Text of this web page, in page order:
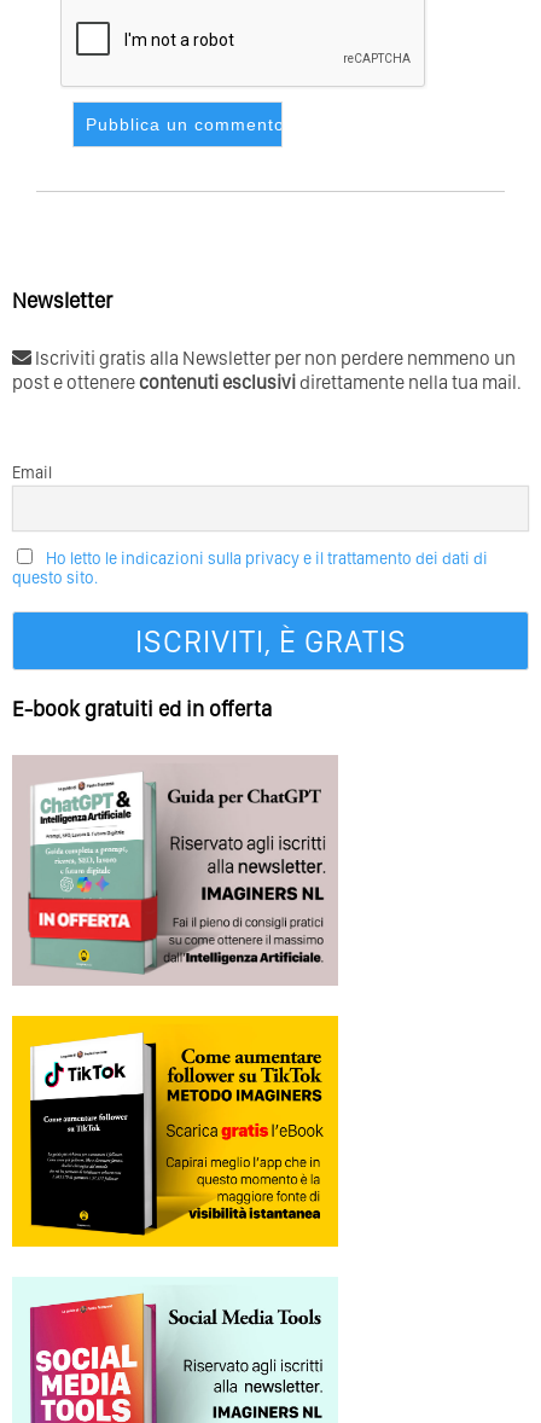
Newsletter
Iscriviti gratis alla Newsletter per non perdere nemmeno un
post e ottenerecontenuti esclusividirettamente nella tua mail.
Email
Ho letto le indicazioni sulla privacy e il trattamento dei dati di
questo sito.
E-book gratuiti ed in offerta